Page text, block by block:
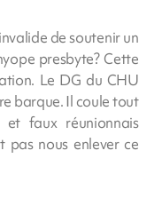
de soutenir un
presbyte? Cette
Le DG du CHU
barque. Il coule tout
faux réunionnais
pas nous enlever ce